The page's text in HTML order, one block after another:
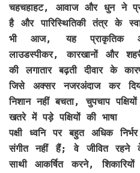
चहचहाहट, आवाज और धुन ने
है और पारिस्थितिकी तंत्र के
भी आज, यह प्राकृतिक
लाउडस्पीकर, कारखानों और
की लगातार बढ़ती दीवार के
जिसे अक्सर नजरअंदाज कर
निशान नहीं बचता, चुपचाप
खतरे में पड़े पक्षियों की भाषा
पक्षी ध्वनि पर बहुत अधिक
संगीत नहीं हैं; वे जीवित रहने
साथी आकर्षित करने,